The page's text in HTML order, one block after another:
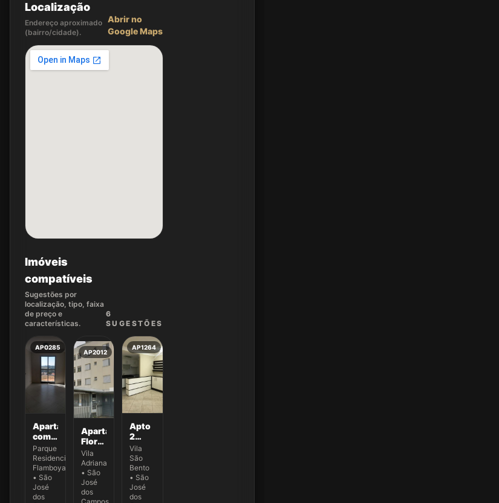
Localização
Endereço aproximado
(bairro/cidade).
Abrir no
Google Maps
Imóveis
compatíveis
Sugestões por
localização, tipo, faixa
de preço e
características.
6
SUGESTÕES
AP0285
Apartamento
com 2
dormitórios
para
venda,
49 m²
por
R$
Parque
Residencial
Flamboyant
• São
José
dos
AP2012
Apartamento
Flor
de
Ipê
com 2
dormitórios
na
Vila
Adriana
• São
José
dos
AP1264
Apto
2
Dorms
para
Alugar
na
Vila
São
Vila
São
Bento
• São
José
dos